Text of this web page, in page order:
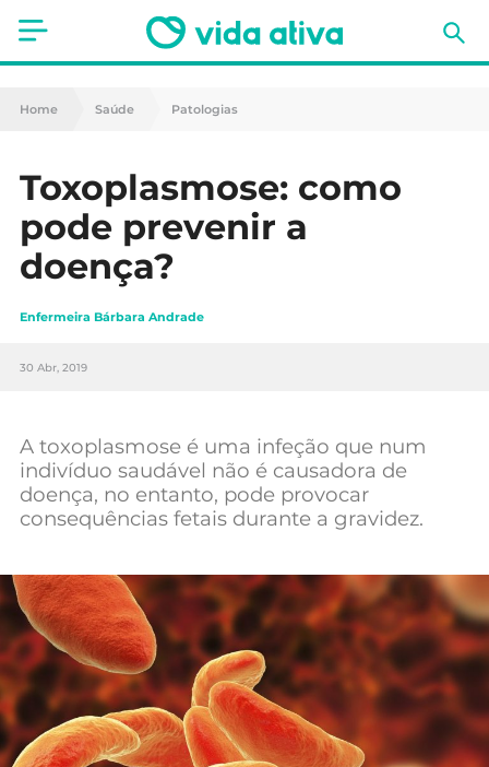
Saúde
Nutrição
Receitas
Fitness
Mães e Bebés
Home Saúde Patologias
Toxoplasmose: como
pode prevenir a
doença?
Enfermeira Bárbara Andrade
30 Abr, 2019
A toxoplasmose é uma infeção que num
indivíduo saudável não é causadora de
doença, no entanto, pode provocar
consequências fetais durante a gravidez.